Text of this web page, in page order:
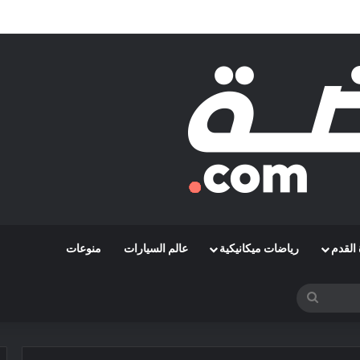
الإفريقي بمواجهة حافيا كوناكري
القدم رياضات ميكانيكية عالم السيارات منوعات
بحث